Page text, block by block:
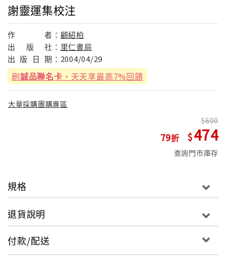
謝靈運集校注
作 者： 顧紹柏
出
版 社： 里仁書局
出 版 日 期： 2004/04/29
刷誠品聯名卡 ，天天享最高7%回饋
大量採購團購專區
79
600
474
查詢門市庫存
規格
退貨說明
付款/配送